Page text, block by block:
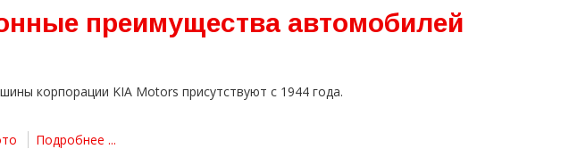
преимущества автомобилей
корпорации KIA Motors присутствуют с 1944 года.
Подробнее ...